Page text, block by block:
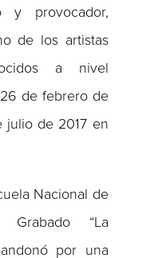
y provocador,
de los artistas
a nivel
de febrero de
julio de 2017 en
Nacional de
Grabado “La
por una